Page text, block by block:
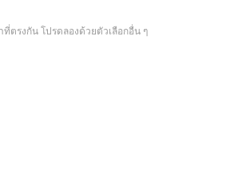
ตรงกัน โปรดลองด้วยตัวเลือกอื่น ๆ